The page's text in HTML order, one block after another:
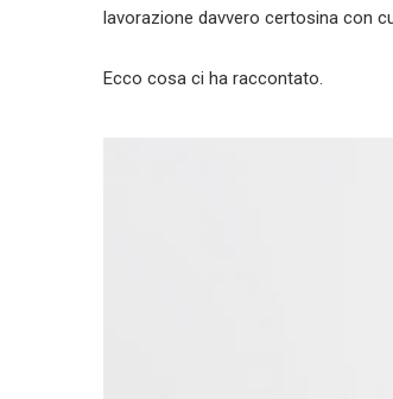
lavorazione davvero certosina con
Ecco cosa ci ha raccontato.